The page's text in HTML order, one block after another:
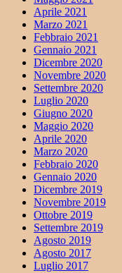
Aprile 2021
Marzo 2021
Febbraio 2021
Gennaio 2021
Dicembre 2020
Novembre 2020
Settembre 2020
Luglio 2020
Giugno 2020
Maggio 2020
Aprile 2020
Marzo 2020
Febbraio 2020
Gennaio 2020
Dicembre 2019
Novembre 2019
Ottobre 2019
Settembre 2019
Agosto 2019
Agosto 2017
Luglio 2017